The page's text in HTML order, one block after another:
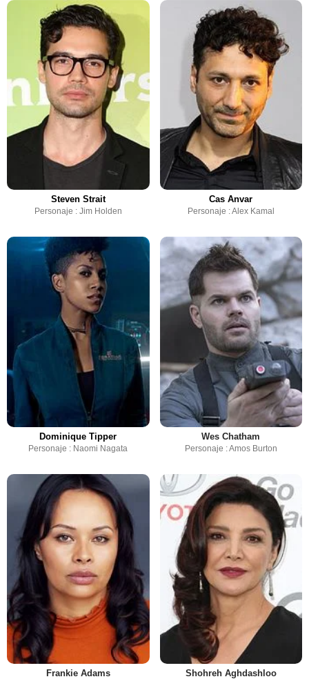
Steven Strait
Personaje : Jim Holden
Cas Anvar
Personaje : Alex Kamal
Dominique Tipper
Personaje : Naomi Nagata
Wes Chatham
Personaje : Amos Burton
Frankie Adams Shohreh Aghdashloo